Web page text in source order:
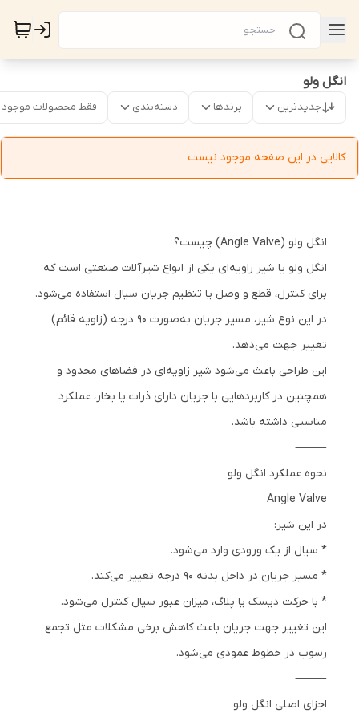
انگل ولو
جدیدترین برندها دسته‌بندی فقط محصولات موجود
کالایی در این صفحه موجود نیست
انگل ولو (Angle Valve) چیست؟
انگل ولو یا شیر زاویه‌ای یکی از انواع شیرآلات صنعتی است که
برای کنترل، قطع و وصل یا تنظیم جریان سیال استفاده می‌شود.
در این نوع شیر، مسیر جریان به‌صورت ۹۰ درجه (زاویه قائم)
تغییر جهت می‌دهد.
این طراحی باعث می‌شود شیر زاویه‌ای در فضاهای محدود و
همچنین در کاربردهایی با جریان دارای ذرات یا بخار، عملکرد
مناسبی داشته باشد.
⸻
نحوه عملکرد انگل ولو
Angle Valve
در این شیر:
* سیال از یک ورودی وارد می‌شود.
* مسیر جریان در داخل بدنه ۹۰ درجه تغییر می‌کند.
* با حرکت دیسک یا پلاگ، میزان عبور سیال کنترل می‌شود.
این تغییر جهت جریان باعث کاهش برخی مشکلات مثل تجمع
رسوب در خطوط عمودی می‌شود.
⸻
اجزای اصلی انگل ولو